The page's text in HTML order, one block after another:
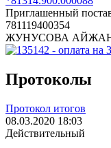
Приглашенный
781119400354
ЖУНУСОВА
Протоколы
Протокол итогов
08.03.2020 18:03
Действительный